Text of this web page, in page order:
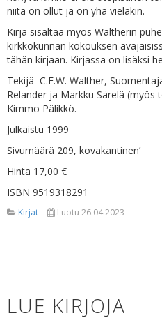
niitä on ollut ja on yhä vieläkin.
Kirja sisältää myös Waltherin
kirkkokunnan kokouksen
tähän kirjaan. Kirjassa on lisäksi
Tekijä C.F.W. Walther,
Relander ja Markku Särelä
Kimmo Pälikkö.
Julkaistu 1999
Sivumäärä 209, kovakantinen’
Hinta 17,00 €
ISBN 9519318291
Kirjat Luotu 26.04.2023
LUE KIRJOJA